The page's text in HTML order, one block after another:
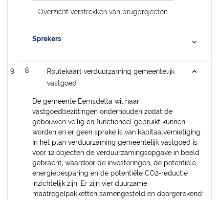
Overzicht verstrekken van brugprojecten
Sprekers
8
Routekaart verduurzaming gemeentelijk
vastgoed
De gemeente Eemsdelta wil haar
vastgoedbezittingen onderhouden zodat de
gebouwen veilig en functioneel gebruikt kunnen
worden en er geen sprake is van kapitaalvernietiging.
In het plan verduurzaming gemeentelijk vastgoed is
voor 12 objecten de verduurzamingsopgave in beeld
gebracht, waardoor de investeringen, de potentiële
energiebesparing en de potentiële CO2-reductie
inzichtelijk zijn. Er zijn vier duurzame
maatregelpakketten samengesteld en doorgerekend: